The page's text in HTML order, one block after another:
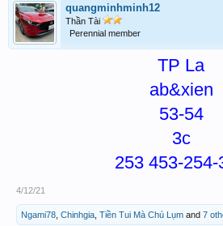
quangminhminh12
Thần Tài
Perennial member
TP La
ab&xien
53-54
3c
253 453-254-
4/12/21
Ngami78 Chinhgia Tiền Tui Mà Chú Lụm and 7